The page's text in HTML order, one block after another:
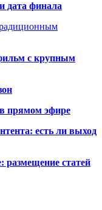
дата финала
с крупным
прямом эфире
есть ли выход
размещение статей